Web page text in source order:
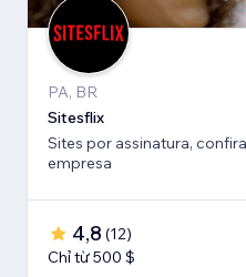
PA, BR
Sitesflix
Sites por assinatura,
empresa
4,8 (12)
Chỉ từ 500 $